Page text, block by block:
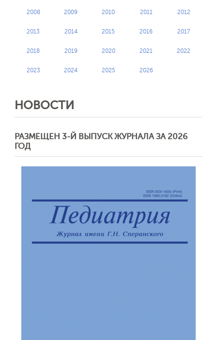
2008 2009 2010 2011 2012
2013 2014 2015 2016 2017
2018 2019 2020 2021 2022
2023 2024 2025 2026
НОВОСТИ
РАЗМЕЩЕН 3-Й ВЫПУСК ЖУРНАЛА ЗА 2026
ГОД